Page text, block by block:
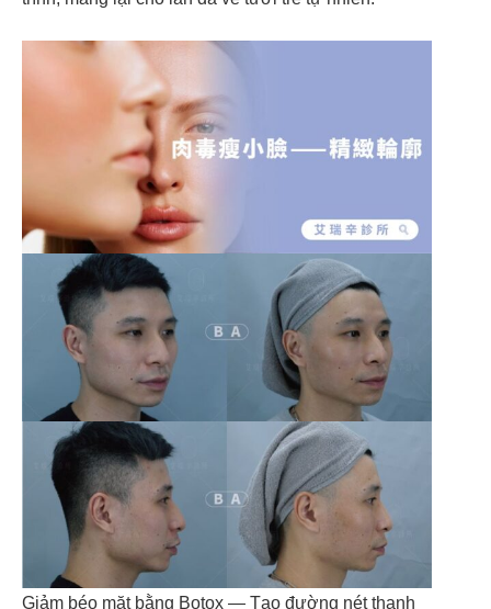
Giảm béo mặt bằng Botox — Tạo đường nét thanh